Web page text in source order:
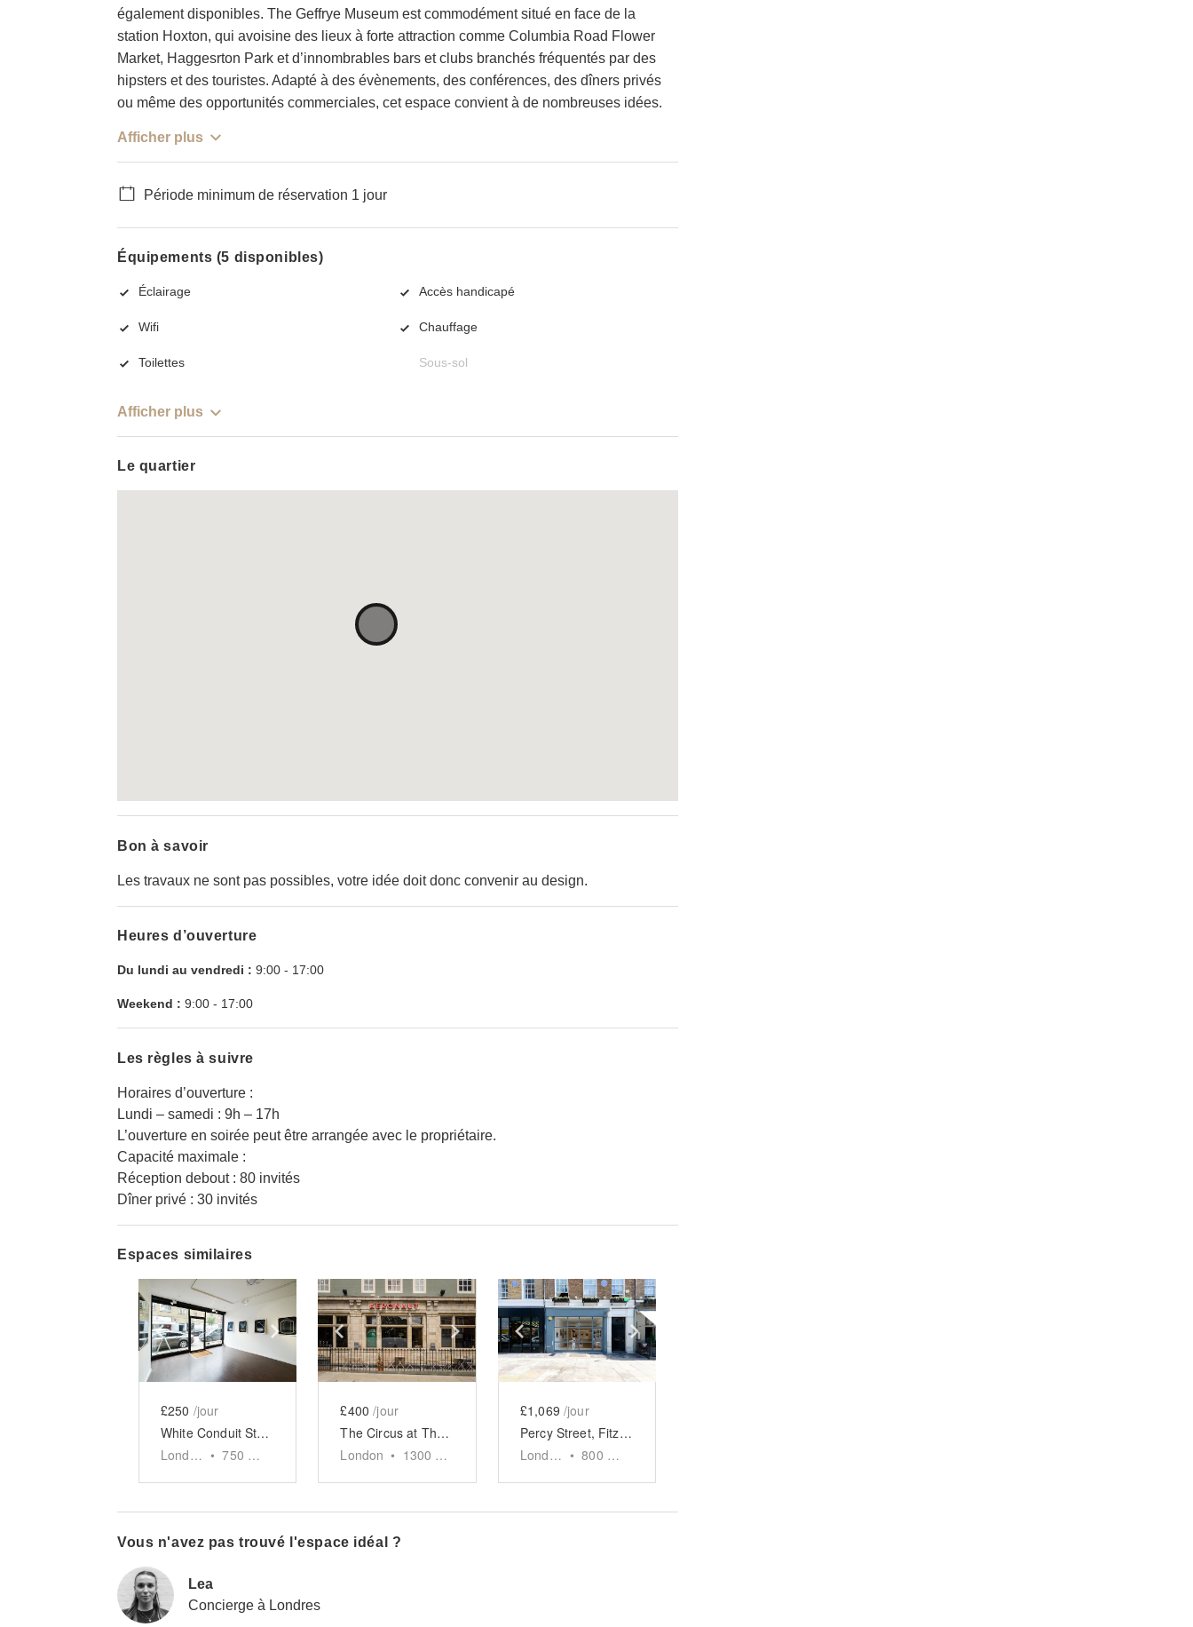
également disponibles. The Geffrye Museum est commodément situé en face de la
station Hoxton, qui avoisine des lieux à forte attraction comme Columbia Road Flower
Market, Haggesrton Park et d’innombrables bars et clubs branchés fréquentés par des
hipsters et des touristes. Adapté à des évènements, des conférences, des dîners privés
ou même des opportunités commerciales, cet espace convient à de nombreuses idées.
Afficher plus
Période minimum de réservation 1 jour
Équipements (5 disponibles)
Éclairage Accès handicapé
Wifi Chauffage
Toilettes Sous-sol
Afficher plus
Le quartier
Bon à savoir
Les travaux ne sont pas possibles, votre idée doit donc convenir au design.
Heures d’ouverture
Du lundi au vendredi : 9:00 - 17:00
Weekend : 9:00 - 17:00
Les règles à suivre
Horaires d’ouverture :
Lundi – samedi : 9h – 17h
L’ouverture en soirée peut être arrangée avec le propriétaire.
Capacité maximale :
Réception debout : 80 invités
Dîner privé : 30 invités
Espaces similaires
Show previous slideShow next slide
£250 /jour
White Conduit Street, Islington
London • 750
Show previous slideShow next slide
£400 /jour
The Circus at The Aeronaut
London • 1300
Show previous slideShow next slide
£1,069 /jour
Percy Street, Fitzrovia - Basement Gallery Space
London • 800
Vous n'avez pas trouvé l'espace idéal ?
Lea
Concierge à Londres